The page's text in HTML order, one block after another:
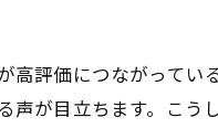
評価につながってい
声が目立ちます。こう